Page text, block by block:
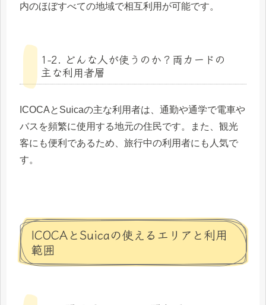
内のほぼすべての地域で相互利用が可能です。
1-2. どんな人が使うのか？両カードの
主な利用者層
ICOCAとSuicaの主な利用者は、通勤や通学で電車や
バスを頻繁に使用する地元の住民です。また、観光
客にも便利であるため、旅行中の利用者にも人気で
す。
ICOCAとSuicaの使えるエリアと利用
範囲